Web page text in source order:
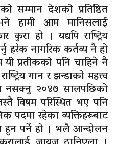
सम्मान देशको प्रतिष्ठित
हामी आम मानिसलाई
हो । यद्यपि राष्ट्रिय
हरेक नागरिक कर्तव्य नै हो
प्रतीकको पनि चाहिने नै
गान र झन्डाको महत्त्व
नसक्नु २०४७ सालपछिको
विषम परिस्थित भए पनि
रहेका व्यक्तिहरूबाट
हुन पर्ने हो । भलै आन्दोलन